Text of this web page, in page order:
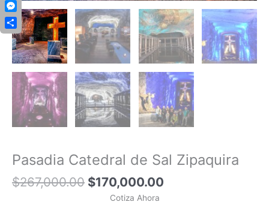
Pasadia Catedral de Sal Zipaquira
$267,000.00 $170,000.00
Cotiza Ahora
Link
Messenger
Compartir